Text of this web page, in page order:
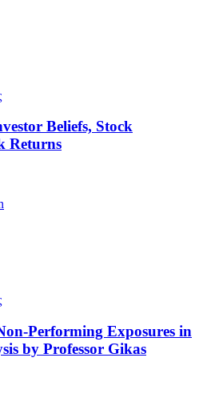
Beliefs, Stock
Returns
Performing Exposures in
by Professor Gikas